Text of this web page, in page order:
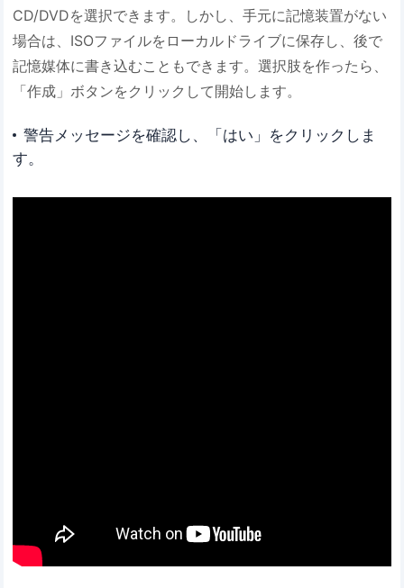
CD/DVDを選択できます。しかし、手元に記憶装置がない
場合は、ISOファイルをローカルドライブに保存し、後で
記憶媒体に書き込むこともできます。選択肢を作ったら、
「作成」ボタンをクリックして開始します。
警告メッセージを確認し、「はい」をクリックしま
す。